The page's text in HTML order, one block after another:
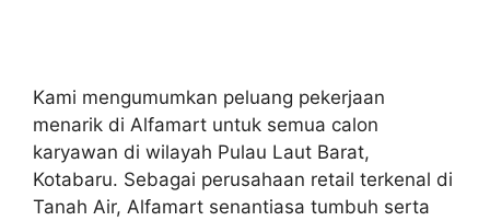
Kami mengumumkan peluang pekerjaan
menarik di Alfamart untuk semua calon
karyawan di wilayah Pulau Laut Barat,
Kotabaru. Sebagai perusahaan retail terkenal di
Tanah Air, Alfamart senantiasa tumbuh serta